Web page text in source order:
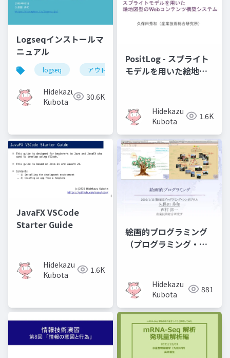
Logseqインストールマ
ニュアル
logseq アウトライナー デジタルノート
Hidekazu
Kubota
30.6K
PositLog - スプライト
モデルを用いた絵地図
Hidekazu
Kubota
1.6K
JavaFX VSCode
Starter Guide
Hidekazu
Kubota
1.6K
絵画的プログラミング
（プログラミング・シ
Hidekazu
Kubota
881